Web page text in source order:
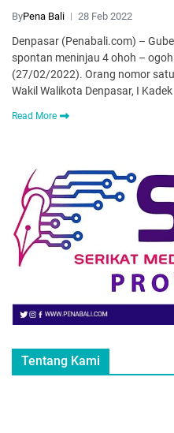
ByPena Bali 28 Feb 2022
Denpasar (Penabali.com) –
spontan meninjau 4 ohoh –
(27/02/2022). Orang nomor
Wakil Walikota Denpasar, I
Read More
Tentang Kami